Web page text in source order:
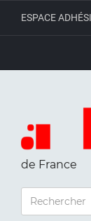
ESPACE
de France
RECHERCHER